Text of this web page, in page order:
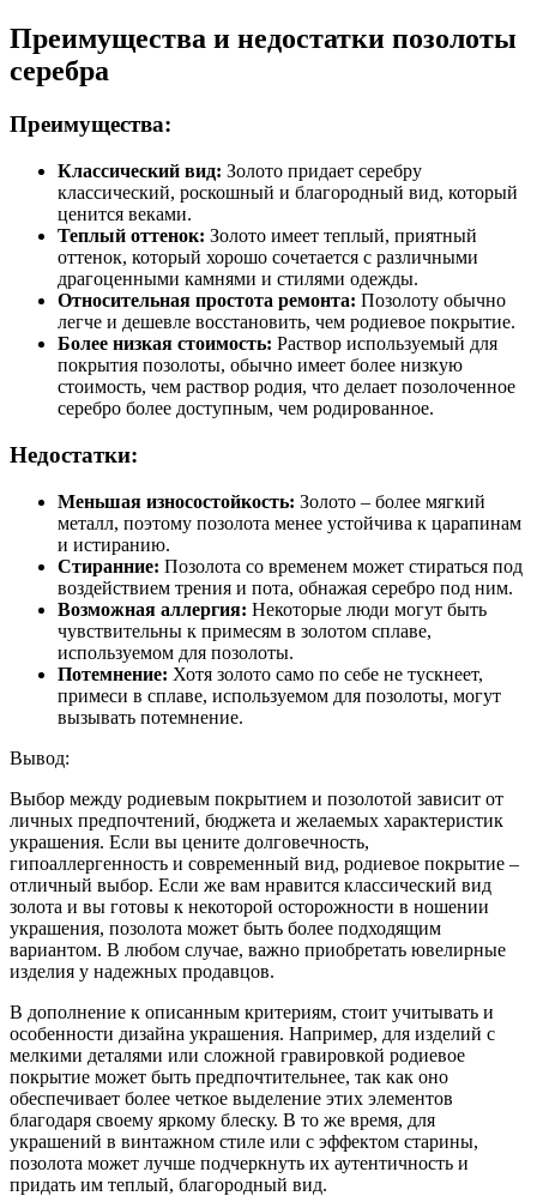
Преимущества и недостатки позолоты
серебра
Преимущества:
Классический вид: Золото придает серебру
классический, роскошный и благородный вид, который
ценится веками.
Теплый оттенок: Золото имеет теплый, приятный
оттенок, который хорошо сочетается с различными
драгоценными камнями и стилями одежды.
Относительная простота ремонта: Позолоту обычно
легче и дешевле восстановить, чем родиевое покрытие.
Более низкая стоимость: Раствор используемый для
покрытия позолоты, обычно имеет более низкую
стоимость, чем раствор родия, что делает позолоченное
серебро более доступным, чем родированное.
Недостатки:
Меньшая износостойкость: Золото – более мягкий
металл, поэтому позолота менее устойчива к царапинам
и истиранию.
Стиранние: Позолота со временем может стираться под
воздействием трения и пота, обнажая серебро под ним.
Возможная аллергия: Некоторые люди могут быть
чувствительны к примесям в золотом сплаве,
используемом для позолоты.
Потемнение: Хотя золото само по себе не тускнеет,
примеси в сплаве, используемом для позолоты, могут
вызывать потемнение.
Вывод:
Выбор между родиевым покрытием и позолотой зависит от
личных предпочтений, бюджета и желаемых характеристик
украшения. Если вы цените долговечность,
гипоаллергенность и современный вид, родиевое покрытие –
отличный выбор. Если же вам нравится классический вид
золота и вы готовы к некоторой осторожности в ношении
украшения, позолота может быть более подходящим
вариантом. В любом случае, важно приобретать ювелирные
изделия у надежных продавцов.
В дополнение к описанным критериям, стоит учитывать и
особенности дизайна украшения. Например, для изделий с
мелкими деталями или сложной гравировкой родиевое
покрытие может быть предпочтительнее, так как оно
обеспечивает более четкое выделение этих элементов
благодаря своему яркому блеску. В то же время, для
украшений в винтажном стиле или с эффектом старины,
позолота может лучше подчеркнуть их аутентичность и
придать им теплый, благородный вид.